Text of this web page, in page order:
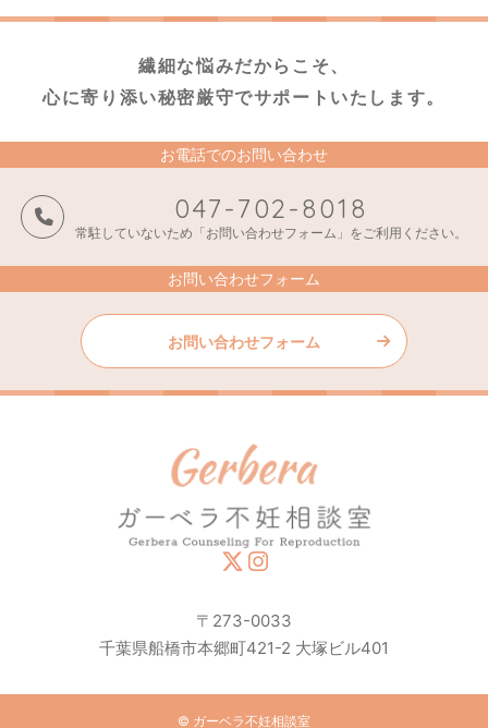
繊細な悩みだからこそ、
心に寄り添い秘密厳守でサポートいたします。
お電話でのお問い合わせ
047-702-8018
常駐していないため「お問い合わせフォーム」をご利用ください。
お問い合わせフォーム
お問い合わせフォーム
〒273-0033
千葉県船橋市本郷町421-2 大塚ビル401
© ガーベラ不妊相談室